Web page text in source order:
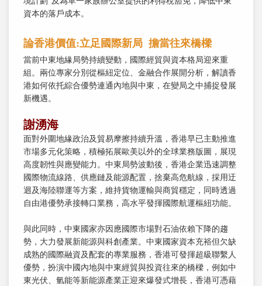
資本的落戶成本。
論香港價值:立足國際新局 擔當往來橋樑
當前中東地緣局勢持續變動，國際經貿與資本格局迎來重
組。兩位專家分別從樞紐定位、金融合作展開分析，解讀香
港如何依托綜合優勢連通內地與中東，在變局之中捕捉發展
新機遇。
謝湧海
面對外圍地緣政治及貿易摩擦持續升溫，香港早已主動推進
市場多元化策略，積極拓展歐美以外的全球業務版圖，展現
高度韌性與應變能力。中東局勢波動後，香港企業迅速調整
國際物流線路、供應鏈及能源配置，捨棄高危航線，採用迂
迴及海陸聯運等方案，維持貨物運輸與商貿穩定，同時透過
自由港優勢承接轉口業務，高水平發揮國際航運樞紐功能。
與此同時，中東國家亦因應國際市場對石油依賴下降的趨
勢，大力發展新能源與科創產業。中東國家資本充裕但欠缺
成熟的國際融資及配套的專業服務，香港可發揮超級聯繫人
優勢，扮演中國內地與中東經貿與投資往來的橋樑，例如中
東光伏、氫能等新能源產業正迎來爆發式增長，香港可憑藉